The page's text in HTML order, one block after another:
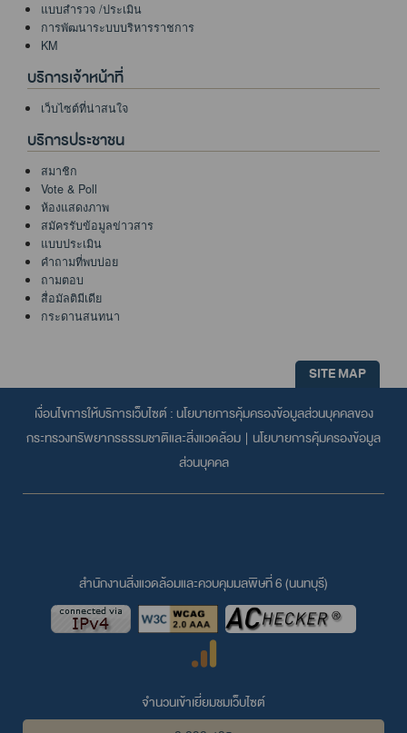
แบบสำรวจ /ประเมิน
การพัฒนาระบบบริหารราชการ
KM
บริการเจ้าหน้าที่
เว็บไซต์ที่น่าสนใจ
บริการประชาชน
สมาชิก
Vote & Poll
ห้องแสดงภาพ
สมัครรับข้อมูลข่าวสาร
แบบประเมิน
คำถามที่พบบ่อย
ถามตอบ
สื่อมัลติมีเดีย
กระดานสนทนา
SITE MAP
เงื่อนไขการให้บริการเว็บไซต์ : นโยบายการคุ้มครองข้อมูลส่วนบุคคลของ
กระทรวงทรัพยากรธรรมชาติและสิ่งแวดล้อม | นโยบายการคุ้มครองข้อมูล
ส่วนบุคคล
สำนักงานสิ่งแวดล้อมและควบคุมมลพิษที่ 6 (นนทบุรี)
จำนวนเข้าเยี่ยมชมเว็บไซต์